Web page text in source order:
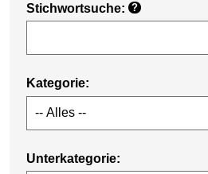
Stichwortsuche: ?
Kategorie:
Unterkategorie: